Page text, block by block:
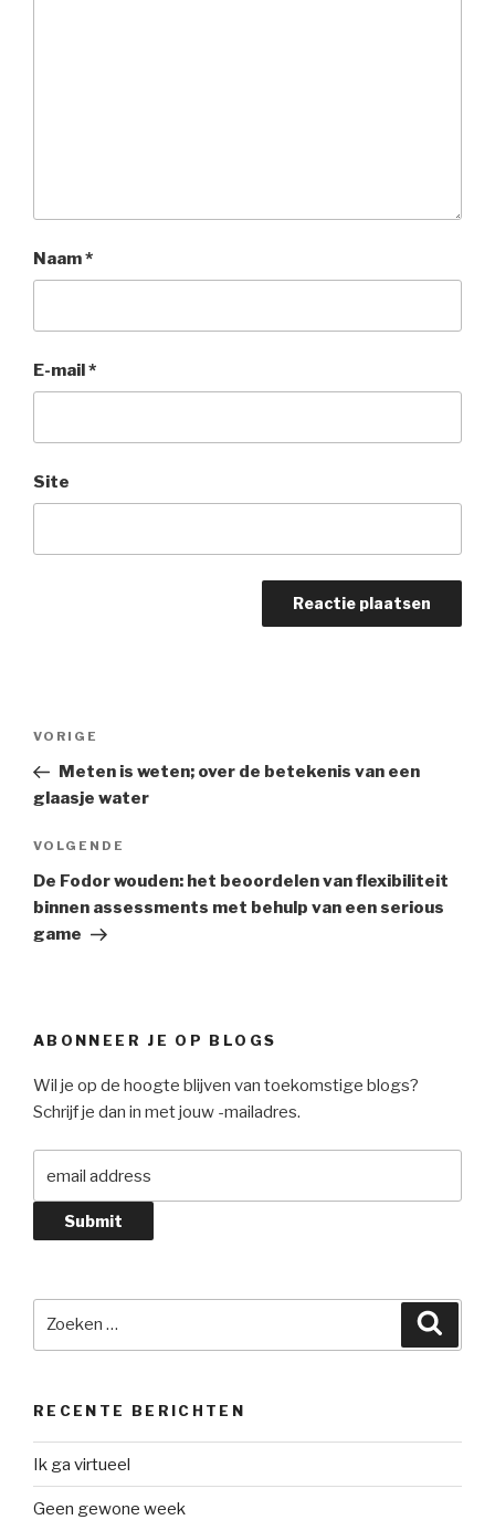
Naam*
E-mail*
Site
Vorig
bericht
VORIGE
Meten is weten; over de betekenis van een
glaasje water
Volgend
Bericht
VOLGENDE
De Fodor wouden: het beoordelen van flexibiliteit
binnen assessments met behulp van een serious
game
ABONNEER JE OP BLOGS
Wil je op de hoogte blijven van toekomstige blogs?
Schrijf je dan in met jouw -mailadres.
RECENTE BERICHTEN
Ik ga virtueel
Geen gewone week